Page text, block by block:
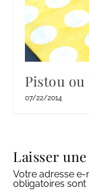
Pistou ou
07/22/2014
Laisser
Votre adresse e-
obligatoires sont